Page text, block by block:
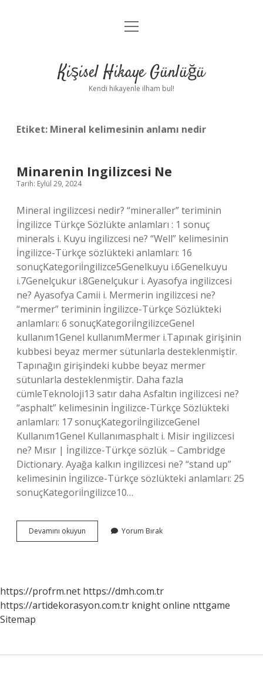
Anasayfa
Yasal Uyarı
menüyü
Kişisel Hikaye Günlüğü
Kendi hikayenle ilham bul!
Etiket: Mineral kelimesinin anlamı nedir
Minarenin Ingilizcesi Ne
Tarih: Eylül 29, 2024
Mineral ingilizcesi nedir? “mineraller” teriminin
İngilizce Türkçe Sözlükte anlamları : 1 sonuç
minerals i. Kuyu ingilizcesi ne? “Well” kelimesinin
İngilizce-Türkçe sözlükteki anlamları: 16
sonuçKategoriİngilizce5Genelkuyu i.6Genelkuyu
i.7Genelçukur i.8Genelçukur i. Ayasofya ingilizcesi
ne? Ayasofya Camii i. Mermerin ingilizcesi ne?
“mermer” teriminin İngilizce-Türkçe Sözlükteki
anlamları: 6 sonuçKategoriİngilizceGenel
kullanım1Genel kullanımMermer i.Tapınak girişinin
kubbesi beyaz mermer sütunlarla desteklenmiştir.
Tapınağın girişindeki kubbe beyaz mermer
sütunlarla desteklenmiştir. Daha fazla
cümleTeknoloji13 satır daha Asfaltın ingilizcesi ne?
“asphalt” kelimesinin İngilizce-Türkçe Sözlükteki
anlamları: 17 sonuçKategoriİngilizceGenel
Kullanım1Genel Kullanımasphalt i. Misir ingilizcesi
ne? Mısır | İngilizce-Türkçe sözlük – Cambridge
Dictionary. Ayağa kalkın ingilizcesi ne? “stand up”
kelimesinin İngilizce-Türkçe sözlükteki anlamları: 25
sonuçKategoriİngilizce10…
Devamını okuyun Minarenin
Ingilizcesi
Yorum Bırak
https://profrm.net https://dmh.com.tr
https://artidekorasyon.com.tr knight online nttgame
Sitemap